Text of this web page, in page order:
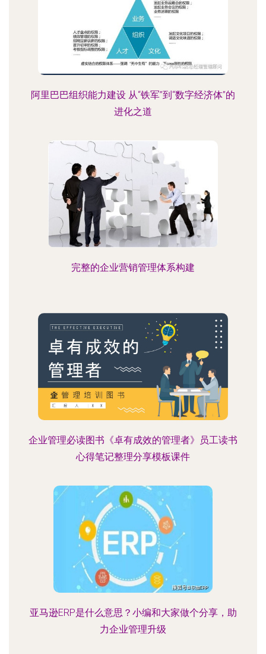
阿里巴巴组织能力建设 从“铁军”到“数字经济体”的
进化之道
完整的企业营销管理体系构建
企业管理必读图书《卓有成效的管理者》员工读书
心得笔记整理分享模板课件
亚马逊ERP是什么意思？小编和大家做个分享，助
力企业管理升级